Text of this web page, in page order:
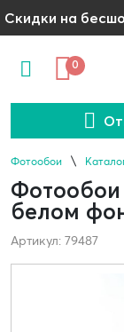
Скидки на
0
Фотообои
белом
Артикул: 79487